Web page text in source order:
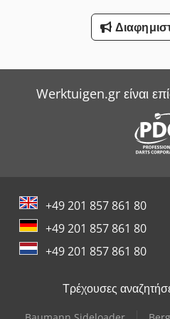
Werktuigen.gr είναι
+49 201 857 861 80
+49 201 857 861 80
+49 201 857 861 80
Τρέχουσες